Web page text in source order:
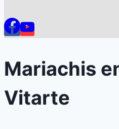
Mariachis
Vitarte